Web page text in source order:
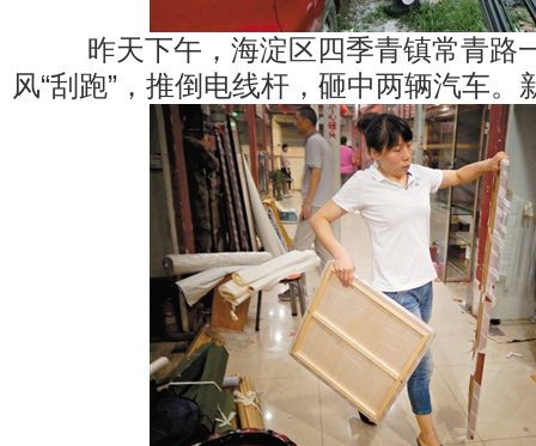
昨天下午，海淀区四季青镇常青路
风“刮跑”，推倒电线杆，砸中两辆汽车